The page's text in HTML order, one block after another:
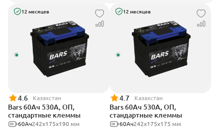
12 месяцев
4.6 Казахстан
Bars 60Ач 530А, ОП,
стандартные клеммы
242х175х190 мм
60Ач
12 месяцев
4.7 Казахстан
Bars 60Ач 530А, ОП,
стандартные клеммы
242х175х175 мм
60Ач